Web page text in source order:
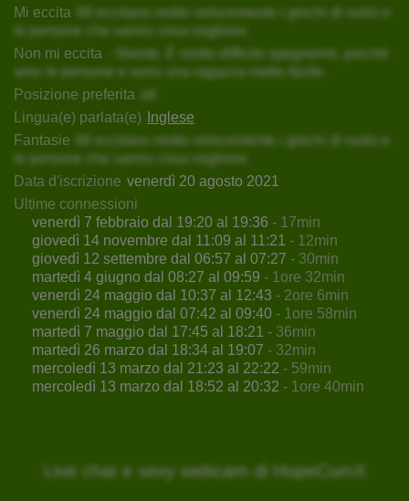
Mi eccita
Mi eccitano molto velocemente i giochi di ruolo e
le persone che sanno cosa vogliono
Non mi eccita
- Niente. È molto difficile spegnermi, perché
amo le persone e sono una ragazza molto facile.
Posizione preferita all
Lingua(e) parlata(e)
Inglese
Fantasie
Mi eccitano molto velocemente i giochi di ruolo e
le persone che sanno cosa vogliono
Data d'iscrizione venerdì 20 agosto 2021
Ultime connessioni
venerdì 7 febbraio dal 19:20 al 19:36 - 17min
giovedì 14 novembre dal 11:09 al 11:21 - 12min
giovedì 12 settembre dal 06:57 al 07:27 - 30min
martedì 4 giugno dal 08:27 al 09:59 - 1ore 32min
venerdì 24 maggio dal 10:37 al 12:43 - 2ore 6min
venerdì 24 maggio dal 07:42 al 09:40 - 1ore 58min
martedì 7 maggio dal 17:45 al 18:21 - 36min
martedì 26 marzo dal 18:34 al 19:07 - 32min
mercoledì 13 marzo dal 21:23 al 22:22 - 59min
mercoledì 13 marzo dal 18:52 al 20:32 - 1ore 40min
Live chat e sexy webcam di HopeCumX